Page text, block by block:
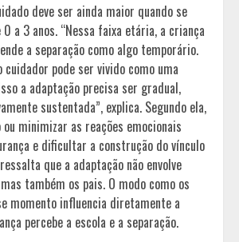
deve ser ainda maior quando se
a 3 anos. “Nessa faixa etária, a criança
a separação como algo temporário.
pode ser vivido como uma
a adaptação precisa ser gradual,
sustentada”, explica. Segundo ela,
minimizar as reações emocionais
e dificultar a construção do vínculo
que a adaptação não envolve
também os pais. O modo como os
momento influencia diretamente a
percebe a escola e a separação.